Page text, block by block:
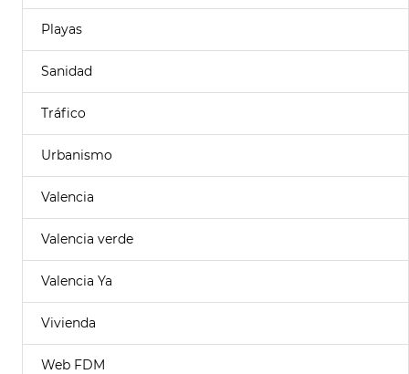
Playas
Sanidad
Tráfico
Urbanismo
Valencia
Valencia verde
Valencia Ya
Vivienda
Web FDM